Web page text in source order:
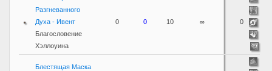
Разгневанного
Духа - Ивент
Благословение
Хэллоуина
0 0 10 ∞ 0
Блестящая Маска